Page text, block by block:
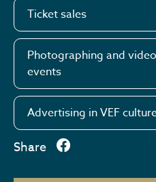
Ticket sales
Photographing and
events
Advertising in VEF
Share